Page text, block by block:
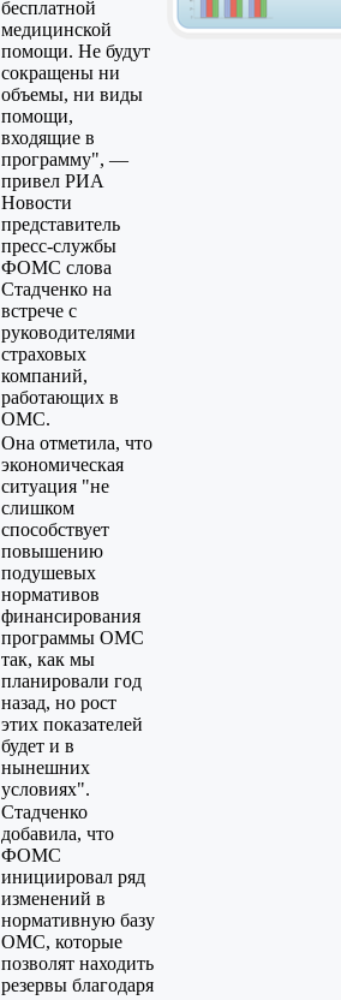
бесплатной
медицинской
помощи. Не будут
сокращены ни
объемы, ни виды
помощи,
входящие в
программу", —
привел РИА
Новости
представитель
пресс-службы
ФОМС слова
Стадченко на
встрече с
руководителями
страховых
компаний,
работающих в
ОМС.
Она отметила, что
экономическая
ситуация "не
слишком
способствует
повышению
подушевых
нормативов
финансирования
программы ОМС
так, как мы
планировали год
назад, но рост
этих показателей
будет и в
нынешних
условиях".
Стадченко
добавила, что
ФОМС
инициировал ряд
изменений в
нормативную базу
ОМС, которые
позволят находить
резервы благодаря